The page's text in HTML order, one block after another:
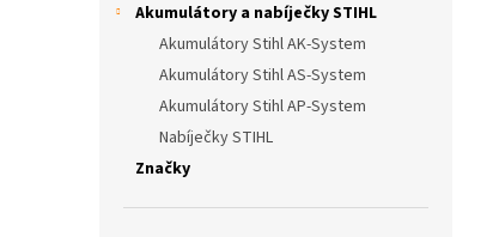
Akumulátory a nabíječky STIHL
Akumulátory Stihl AK-System
Akumulátory Stihl AS-System
Akumulátory Stihl AP-System
Nabíječky STIHL
Značky